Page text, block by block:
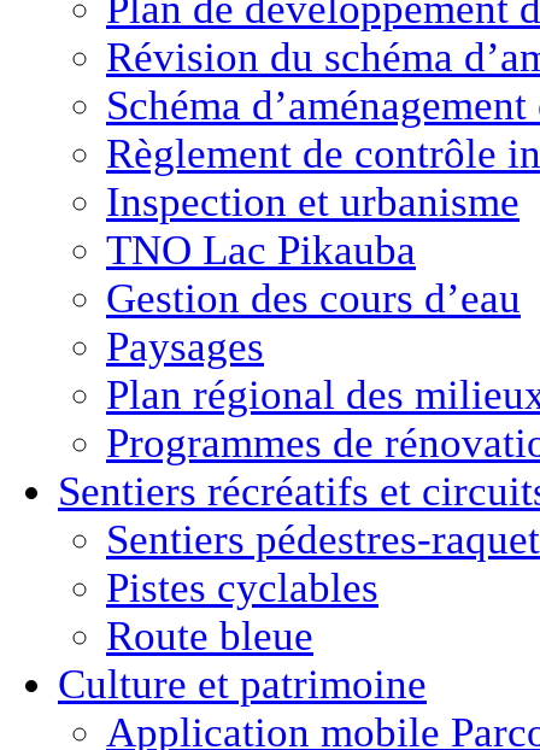
Plan de développement
Révision du schéma
Schéma
Règlement de contrôle
Inspection et urbanisme
TNO Lac Pikauba
Gestion des cours d’eau
Paysages
Plan régional des
Programmes de
Sentiers récréatifs et
Sentiers pédestres-
Pistes cyclables
Route bleue
Culture et patrimoine
Application mobile